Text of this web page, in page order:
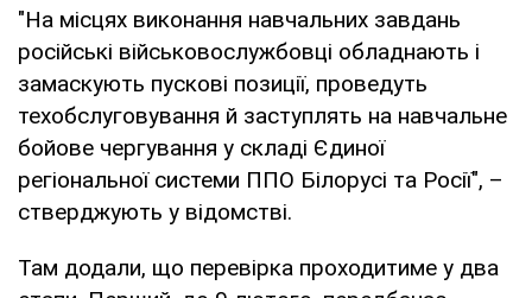
"На місцях виконання навчальних завдань
російські військовослужбовці обладнають і
замаскують пускові позиції, проведуть
техобслуговування й заступлять на навчальне
бойове чергування у складі Єдиної
регіональної системи ППО Білорусі та Росії", –
стверджують у відомстві.
Там додали, що перевірка проходитиме у два